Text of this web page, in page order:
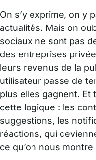
On s’y exprime, on y
actualités. Mais on
sociaux ne sont pas
des entreprises
leurs revenus de la
utilisateur passe de
plus elles gagnent. Et
cette logique : les
suggestions, les
réactions, qui
ce qu’on nous